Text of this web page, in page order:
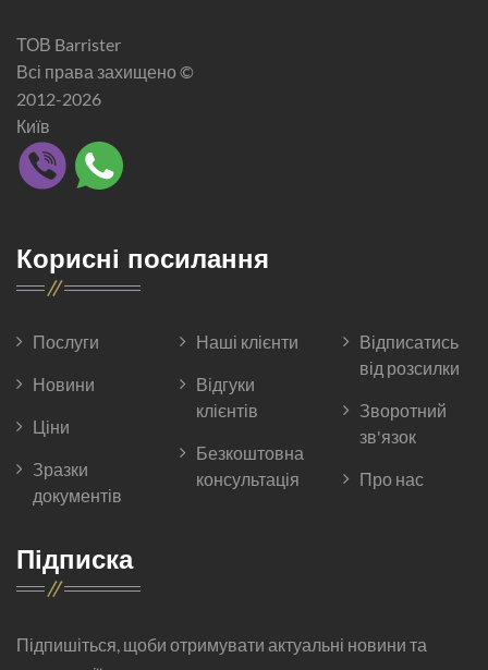
ТОВ Barrister
Всі права захищено ©
2012-2026
Київ
Корисні посилання
Послуги
Новини
Ціни
Зразки
документів
Наші клієнти
Відгуки
клієнтів
Безкоштовна
консультація
Відписатись
від розсилки
Зворотний
зв'язок
Про нас
Підписка
Підпишіться, щоби отримувати актуальні новини та